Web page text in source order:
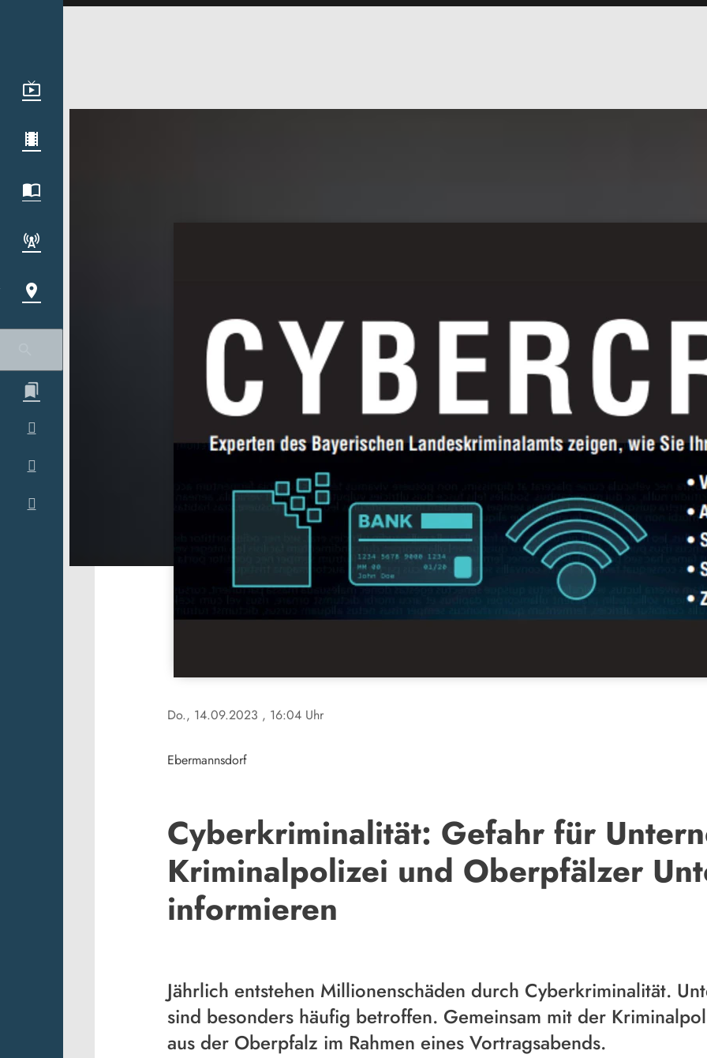
Do., 14.09.2023 , 16:04 Uhr
Ebermannsdorf
Cyberkriminalität: Gefahr für
Kriminalpolizei und Oberpfälzer
informieren
Jährlich entstehen Millionenschäden durch Cyberkriminalität.
sind besonders häufig betroffen. Gemeinsam mit der
aus der Oberpfalz im Rahmen eines Vortragsabends.